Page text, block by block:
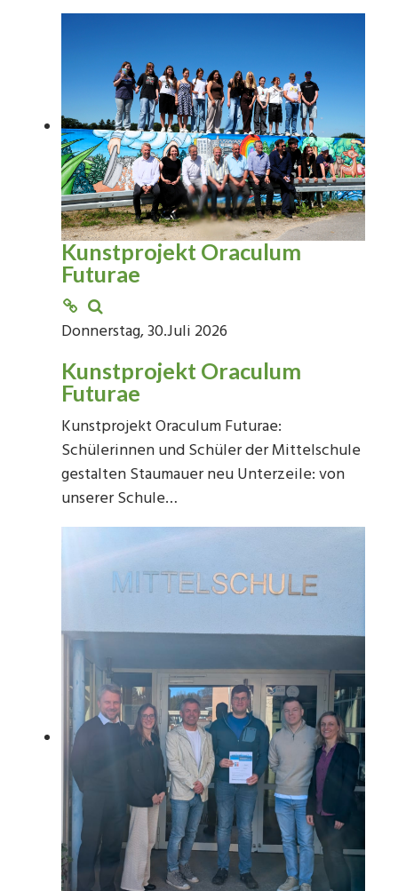
Kunstprojekt Oraculum
Futurae
Donnerstag, 30.Juli 2026
Kunstprojekt Oraculum
Futurae
Kunstprojekt Oraculum Futurae:
Schülerinnen und Schüler der Mittelschule
gestalten Staumauer neu Unterzeile: von
unserer Schule…